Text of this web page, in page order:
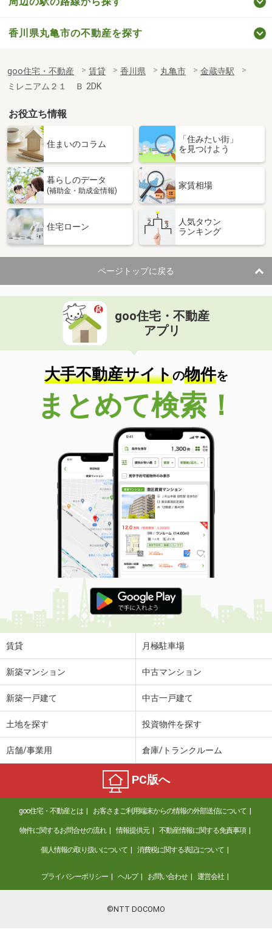
香川県丸亀市の不動産を探す
goo住宅・不動産 賃貸 香川県 丸亀市
金蔵寺駅
ミレニアム２１ Ｂ 2DK
お役立ち情報
住まいのコラム
「住みたい街」
を見つけよう
暮らしのデータ
(補助金・助成金情報)
家賃相場
住宅ローン
人気タウン
ランキング
ページトップに戻る
goo住宅・不動産
アプリ
大手不動産サイトの物件を
まとめて検索！
賃貸 月極駐車場
新築マンション 中古マンション
新築一戸建て 中古一戸建て
土地を探す 投資物件を探す
店舗/事業用 倉庫/トランクルーム
PC版へ
goo住宅・不動産とは お客さまご利用端末からの情報の外部送信について
物件に関するお問合せの流れ 情報提供元 不動産情報に関する免責事項
個人情報の取り扱いについて 消費税に関する表記について
プライバシーポリシー ヘルプ お問い合わせ 運営会社
©NTT DOCOMO